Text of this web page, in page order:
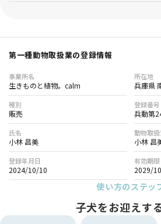
第一種動物取扱業の登録情報
事業所名
生きものと植物。calm
所在地
兵庫県
種別
販売
登録番号
兵動第
氏名
小林 昌美
動物取
小林 昌
登録年月日
2024/10/10
有効期限
2029/
使い方のステッ
子犬をお迎えす